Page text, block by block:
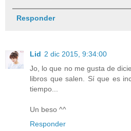
Responder
Lid 2 dic 2015, 9:34:00
Jo, lo que no me gusta de
libros que salen. Sí que es
tiempo...
Un beso ^^
Responder